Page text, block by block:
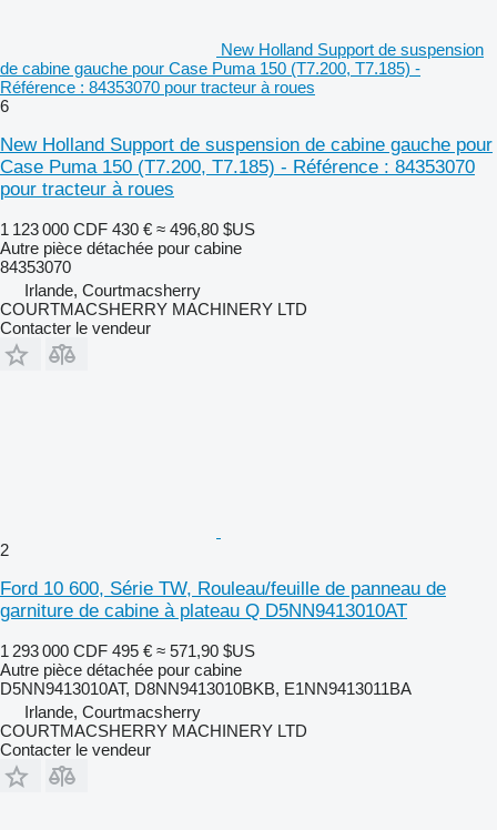
New Holland Support de suspension
de cabine gauche pour Case Puma 150 (T7.200, T7.185) -
Référence : 84353070 pour tracteur à roues
6
New Holland Support de suspension de cabine gauche pour
Case Puma 150 (T7.200, T7.185) - Référence : 84353070
pour tracteur à roues
1 123 000 CDF 430 € ≈ 496,80 $US
Autre pièce détachée pour cabine
84353070
Irlande, Courtmacsherry
COURTMACSHERRY MACHINERY LTD
Contacter le vendeur
2
Ford 10 600, Série TW, Rouleau/feuille de panneau de
garniture de cabine à plateau Q D5NN9413010AT
1 293 000 CDF 495 € ≈ 571,90 $US
Autre pièce détachée pour cabine
D5NN9413010AT, D8NN9413010BKB, E1NN9413011BA
Irlande, Courtmacsherry
COURTMACSHERRY MACHINERY LTD
Contacter le vendeur